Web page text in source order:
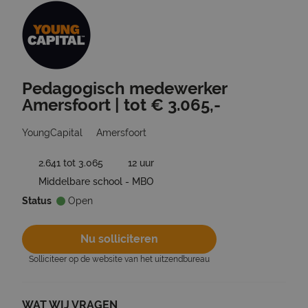
Ga terug naar vacatures
Pedagogisch medewerker
Amersfoort | tot € 3.065,-
YoungCapital Amersfoort
2.641 tot 3.065
12 uur
Middelbare school - MBO
Status
Open
Nu solliciteren
Solliciteer op de website van het uitzendbureau
WAT WIJ VRAGEN